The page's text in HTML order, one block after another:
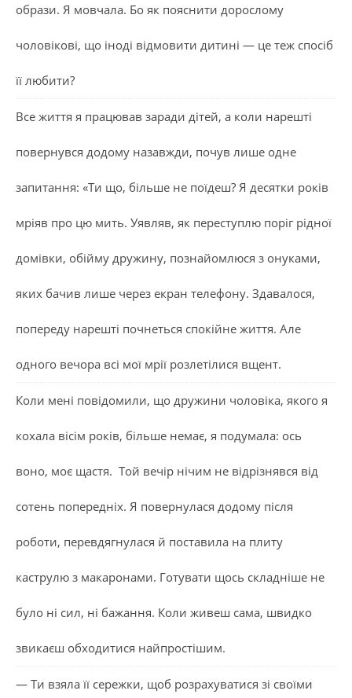
образи. Я мовчала. Бо як пояснити дорослому
чоловікові, що іноді відмовити дитині — це теж спосіб
її любити?
Все життя я працював заради дітей, а коли нарешті
повернувся додому назавжди, почув лише одне
запитання: «Ти що, більше не поїдеш? Я десятки років
мріяв про цю мить. Уявляв, як переступлю поріг рідної
домівки, обійму дружину, познайомлюся з онуками,
яких бачив лише через екран телефону. Здавалося,
попереду нарешті почнеться спокійне життя. Але
одного вечора всі мої мрії розлетілися вщент.
Коли мені повідомили, що дружини чоловіка, якого я
кохала вісім років, більше немає, я подумала: ось
воно, моє щастя. Той вечір нічим не відрізнявся від
сотень попередніх. Я повернулася додому після
роботи, перевдягнулася й поставила на плиту
каструлю з макаронами. Готувати щось складніше не
було ні сил, ні бажання. Коли живеш сама, швидко
звикаєш обходитися найпростішим.
— Ти взяла її сережки, щоб розрахуватися зі своїми